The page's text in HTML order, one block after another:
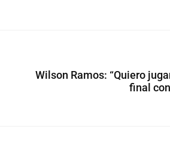
Wilson Ramos: “Quiero
final